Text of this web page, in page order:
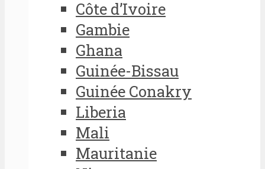
Côte d’Ivoire
Gambie
Ghana
Guinée-Bissau
Guinée Conakry
Liberia
Mali
Mauritanie